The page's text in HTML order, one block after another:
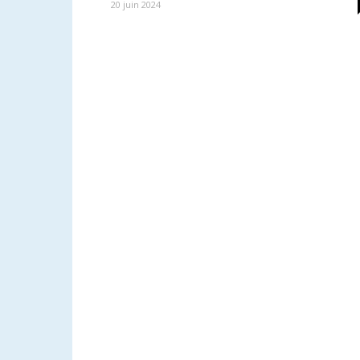
20 juin 2024